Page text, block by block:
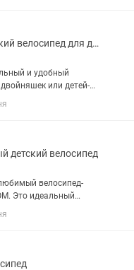
Продам детский велосипед для двойни/погодок
и удобный
или детей-
состоянии,
✨
детский велосипед
велосипед-
и путешествий!
— он очень компактно
автомобиля.